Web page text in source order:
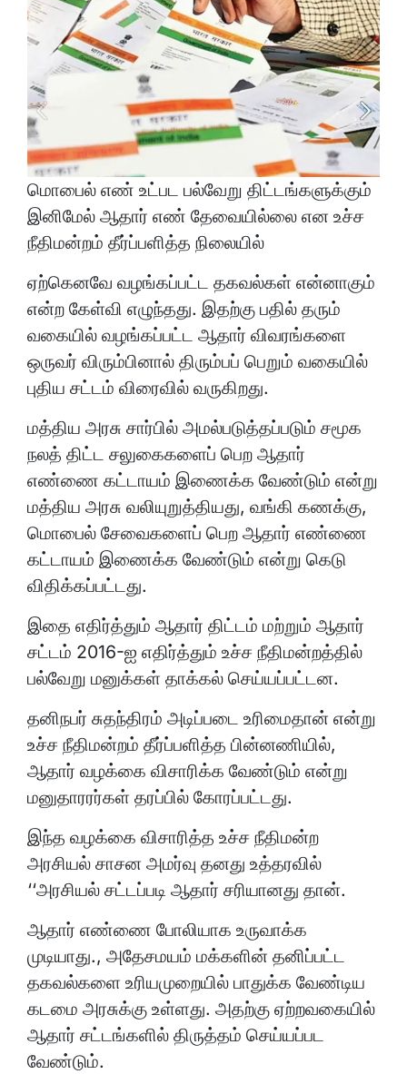
மொபைல் எண் உட்பட பல்வேறு திட்டங்களுக்கும்
இனிமேல் ஆதார் எண் தேவையில்லை என உச்ச
நீதிமன்றம் தீர்ப்பளித்த நிலையில்
ஏற்கெனவே வழங்கப்பட்ட தகவல்கள் என்னாகும்
என்ற கேள்வி எழுந்தது. இதற்கு பதில் தரும்
வகையில் வழங்கப்பட்ட ஆதார் விவரங்களை
ஒருவர் விரும்பினால் திரும்பப் பெறும் வகையில்
புதிய சட்டம் விரைவில் வருகிறது.
மத்திய அரசு சார்பில் அமல்படுத்தப்படும் சமூக
நலத் திட்ட சலுகைகளைப் பெற ஆதார்
எண்ணை கட்டாயம் இணைக்க வேண்டும் என்று
மத்திய அரசு வலியுறுத்தியது, வங்கி கணக்கு,
மொபைல் சேவைகளைப் பெற ஆதார் எண்ணை
கட்டாயம் இணைக்க வேண்டும் என்று கெடு
விதிக்கப்பட்டது.
இதை எதிர்த்தும் ஆதார் திட்டம் மற்றும் ஆதார்
சட்டம் 2016-ஐ எதிர்த்தும் உச்ச நீதிமன்றத்தில்
பல்வேறு மனுக்கள் தாக்கல் செய்யப்பட்டன.
தனிநபர் சுதந்திரம் அடிப்படை உரிமைதான் என்று
உச்ச நீதிமன்றம் தீர்ப்பளித்த பின்னணியில்,
ஆதார் வழக்கை விசாரிக்க வேண்டும் என்று
மனுதாரரர்கள் தரப்பில் கோரப்பட்டது.
இந்த வழக்கை விசாரித்த உச்ச நீதிமன்ற
அரசியல் சாசன அமர்வு தனது உத்தரவில்
‘‘அரசியல் சட்டப்படி ஆதார் சரியானது தான்.
ஆதார் எண்ணை போலியாக உருவாக்க
முடியாது., அதேசமயம் மக்களின் தனிப்பட்ட
தகவல்களை உரியமுறையில் பாதுக்க வேண்டிய
கடமை அரசுக்கு உள்ளது. அதற்கு ஏற்றவகையில்
ஆதார் சட்டங்களில் திருத்தம் செய்யப்பட
வேண்டும்.